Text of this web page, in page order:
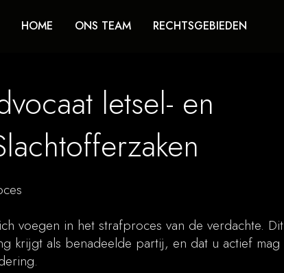
letsel- en
voegen in het strafproces van de verdachte. Dit
krijgt als benadeelde partij, en dat u actief mag
HOME ONS TEAM RECHTSGEBIEDEN